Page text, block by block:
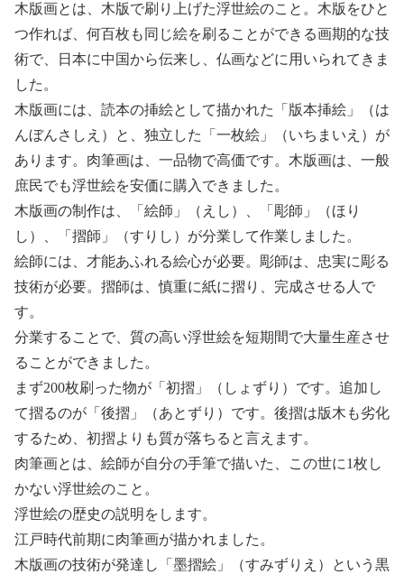
木版画とは、木版で刷り上げた浮世絵のこと。木版をひと
つ作れば、何百枚も同じ絵を刷ることができる画期的な技
術で、日本に中国から伝来し、仏画などに用いられてきま
した。
木版画には、読本の挿絵として描かれた「版本挿絵」（は
んぼんさしえ）と、独立した「一枚絵」（いちまいえ）が
あります。肉筆画は、一品物で高価です。木版画は、一般
庶民でも浮世絵を安価に購入できました。
木版画の制作は、「絵師」（えし）、「彫師」（ほり
し）、「摺師」（すりし）が分業して作業しました。
絵師には、才能あふれる絵心が必要。彫師は、忠実に彫る
技術が必要。摺師は、慎重に紙に摺り、完成させる人で
す。
分業することで、質の高い浮世絵を短期間で大量生産させ
ることができました。
まず200枚刷った物が「初摺」（しょずり）です。追加し
て摺るのが「後摺」（あとずり）です。後摺は版木も劣化
するため、初摺よりも質が落ちると言えます。
肉筆画とは、絵師が自分の手筆で描いた、この世に1枚し
かない浮世絵のこと。
浮世絵の歴史の説明をします。
江戸時代前期に肉筆画が描かれました。
木版画の技術が発達し「墨摺絵」（すみずりえ）という黒